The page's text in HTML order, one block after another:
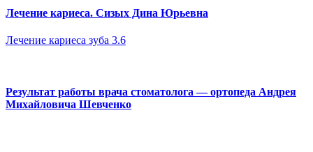
Лечение кариеса. Сизых Дина Юрьевна
Лечение кариеса зуба 3.6
Результат работы врача стоматолога — ортопеда Андрея
Михайловича Шевченко